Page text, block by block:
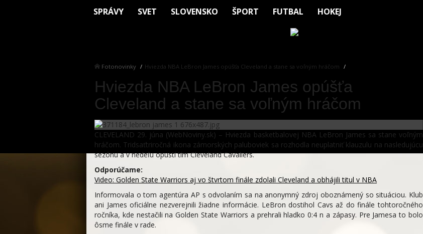
SPRÁVY SVET SLOVENSKO ŠPORT FUTBAL HOKEJ
Fotonovinky Hviezda NBA LeBron James opúšťa Cleveland a stane sa voľným hráčom
Hviezda NBA LeBron James opúšťa
Cleveland a stane sa voľným hráčom
CLEVELAND 29. júna (WebNoviny.sk) – Hviezda basketbalovej NBA LeBron James sa stane voľným
hráčom. Tridsaťtriročná ikona zámorských paluboviek sa rozhodla neuplatniť klauzulu na nasledujúcu
sezónu a v nedeľu opustí tím Cleveland Cavaliers.
Odporúčame:
Video: Golden State Warriors aj vo štvrtom finále zdolali Cleveland a obhájili titul v NBA
Informovala o tom agentúra AP s odvolaním sa na anonymný zdroj oboznámený so situáciou. Klub
ani James oficiálne nezverejnili žiadne informácie. LeBron dostihol Cavs až do finále tohtoročného
ročníka, kde nestačili na Golden State Warriors a prehrali hladko 0:4 n a zápasy. Pre Jamesa to bolo
ôsme finále v rade.